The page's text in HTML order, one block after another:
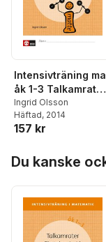
Intensivträning ma
åk 1-3 Talkamrater
1-10 Elevhäfte
Ingrid Olsson
Häftad, 2014
157 kr
Du kanske